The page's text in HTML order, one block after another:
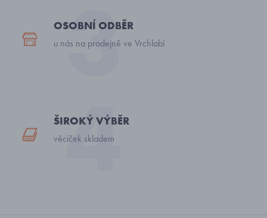
OSOBNÍ ODBĚR
u nás na prodejně ve Vrchlabí
ŠIROKÝ VÝBĚR
věciček skladem